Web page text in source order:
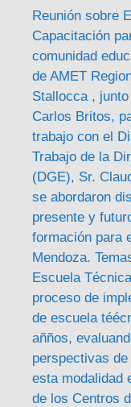
Reunión sobre
Capacitación
comunidad
de AMET
Stallocca ,
Carlos Britos,
trabajo con el
Trabajo de la
(DGE), Sr.
se abordaron
presente y
formación para
Mendoza.
Escuela
proceso de
de escuela
añños,
perspectivas
esta modalidad
de los Centros